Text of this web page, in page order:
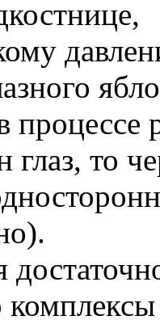
глаз, то